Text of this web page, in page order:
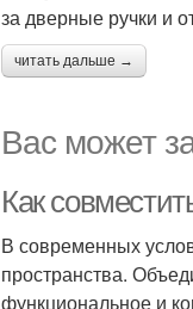
за дверные ручки и
читать дальше →
Вас может
Как
В современных
пространства.
функциональное и